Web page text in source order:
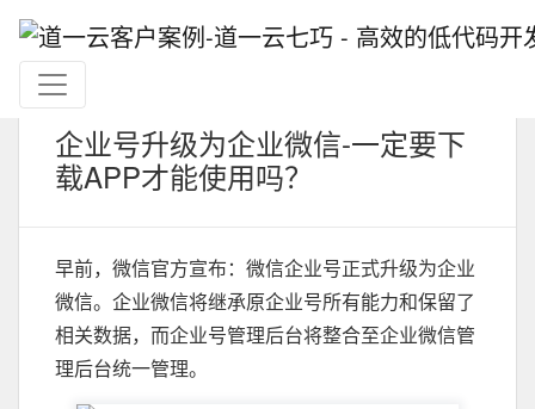
企业号升级为企业微信-一定要下
载APP才能使用吗？
早前，微信官方宣布：微信企业号正式升级为企业
微信。企业微信将继承原企业号所有能力和保留了
相关数据，而企业号管理后台将整合至企业微信管
理后台统一管理。